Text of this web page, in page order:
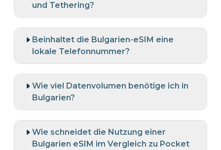
und Tethering?
Beinhaltet die Bulgarien-eSIM eine
lokale Telefonnummer?
Wie viel Datenvolumen benötige ich in
Bulgarien?
Wie schneidet die Nutzung einer
Bulgarien eSIM im Vergleich zu Pocket